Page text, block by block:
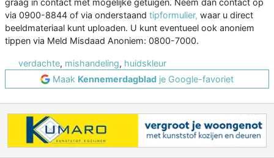
graag in contact met mogelijke getuigen. Neem dan contact op
via 0900-8844 of via onderstaand tipformulier, waar u direct
beeldmateriaal kunt uploaden. U kunt eventueel ook anoniem
tippen via Meld Misdaad Anoniem: 0800-7000.
verdachte, mishandeling, huidskleur
Maak Kennemerdagblad je Google-favoriet